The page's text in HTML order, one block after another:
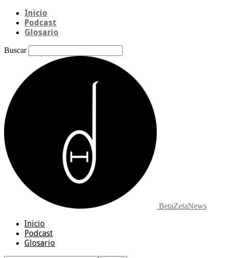
Inicio
Podcast
Glosario
Buscar
BetaZetaNews
Inicio
Podcast
Glosario